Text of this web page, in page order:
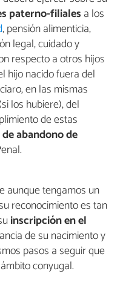
paterno-filiales a los
, pensión alimenticia,
legal, cuidado y
respecto a otros hijos
hijo nacido fuera del
en las mismas
los hubiere), del
de estas
abandono de
aunque tengamos un
reconocimiento es tan
inscripción en el
de su nacimiento y
pasos a seguir que
conyugal.